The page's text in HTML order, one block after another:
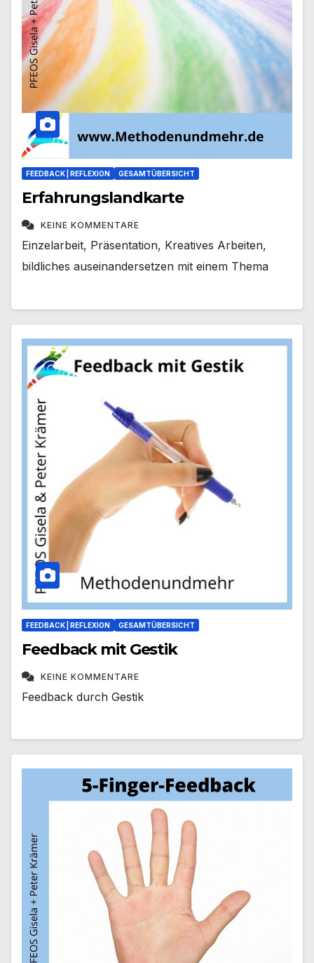
FEEDBACK | REFLEXION GESAMTÜBERSICHT
Erfahrungslandkarte
KEINE KOMMENTARE
Einzelarbeit, Präsentation, Kreatives Arbeiten,
bildliches auseinandersetzen mit einem Thema
FEEDBACK | REFLEXION GESAMTÜBERSICHT
Feedback mit Gestik
KEINE KOMMENTARE
Feedback durch Gestik